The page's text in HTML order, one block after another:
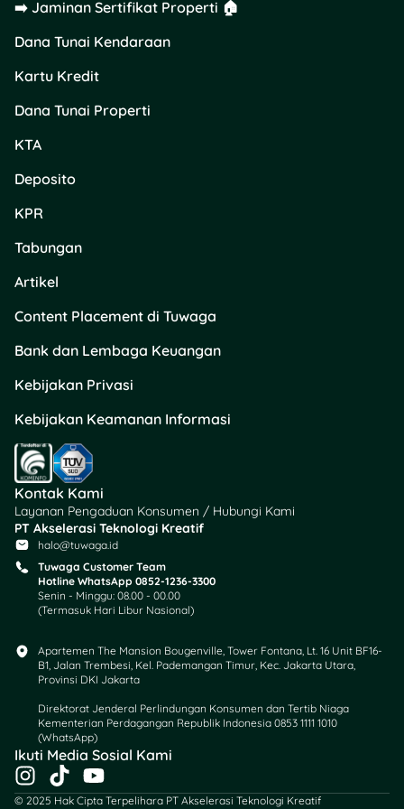
petugas untuk meminta
bantuan palsu, atau
menakut-nakuti pelaku
datang untuk mencatat
data, bukan meminta
pembayaran. Jika ada
orang mengaku petugas
tidak sesuai prosedur, lebih
lakukan verifikasi.
atribut resmi atau
tanda pengenal.
Tidak bisa
menunjukkan surat
tugas dari BPS
setempat.
Meminta uang
administrasi, biaya
pendataan, atau
pembayaran
tertentu.
Meminta OTP, PIN,
password, CVV, atau
Mengirim link APK
atau meminta instal
aplikasi tidak resmi.
Mengancam usaha
akan didenda jika
tidak memberikan
data sensitif.
Datang pada waktu
➡️ Jaminan Sertifikat Properti 🏠
Dana Tunai Kendaraan
Kartu Kredit
Dana Tunai Properti
KTA
Deposito
KPR
Tabungan
Artikel
Content Placement di Tuwaga
Bank dan Lembaga Keuangan
Kebijakan Privasi
Kebijakan Keamanan Informasi
Kontak Kami
Layanan Pengaduan Konsumen / Hubungi Kami
PT Akselerasi Teknologi Kreatif
halo@tuwaga.id
Tuwaga Customer Team
Hotline WhatsApp 0852-1236-3300
Senin - Minggu: 08.00 - 00.00
(Termasuk Hari Libur Nasional)
Apartemen The Mansion Bougenville, Tower Fontana, Lt. 16 Unit BF16-
B1, Jalan Trembesi, Kel. Pademangan Timur, Kec. Jakarta Utara,
Provinsi DKI Jakarta
Direktorat Jenderal Perlindungan Konsumen dan Tertib Niaga
Kementerian Perdagangan Republik Indonesia 0853 1111 1010
(WhatsApp)​
Ikuti Media Sosial Kami
I
n
T
i
Y
o
© 2025 Hak Cipta Terpelihara PT Akselerasi Teknologi Kreatif